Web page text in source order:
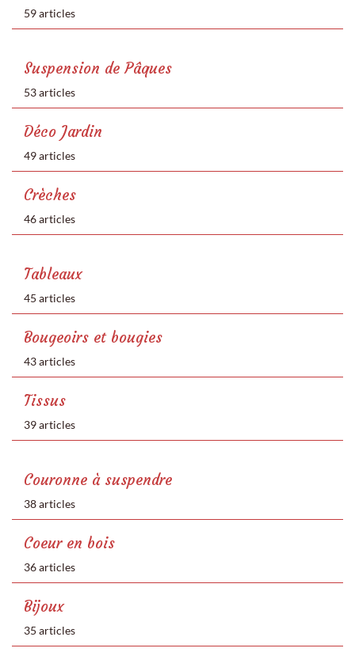
59 articles
Suspension de Pâques
53 articles
Déco Jardin
49 articles
Crèches
46 articles
Tableaux
45 articles
Bougeoirs et bougies
43 articles
Tissus
39 articles
Couronne à suspendre
38 articles
Coeur en bois
36 articles
Bijoux
35 articles